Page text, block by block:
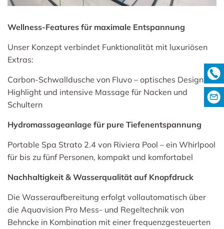
Wellness-Features für maximale Entspannung
Unser Konzept verbindet Funktionalität mit luxuriösen
Extras:
Carbon-Schwalldusche von Fluvo – optisches Design-
Highlight und intensive Massage für Nacken und
Schultern
Hydromassageanlage für pure Tiefenentspannung
Portable Spa Strato 2.4 von Riviera Pool – ein Whirlpool
für bis zu fünf Personen, kompakt und komfortabel
Nachhaltigkeit & Wasserqualität auf Knopfdruck
Die Wasseraufbereitung erfolgt vollautomatisch über
die Aquavision Pro Mess- und Regeltechnik von
Behncke in Kombination mit einer frequenzgesteuerten